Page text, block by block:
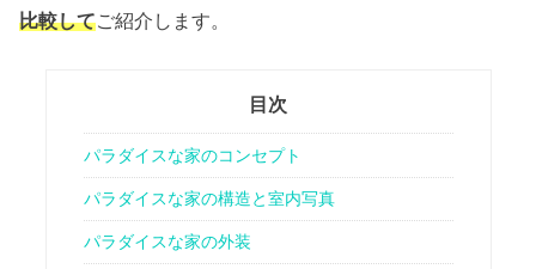
比較してご紹介します。
目次
パラダイスな家のコンセプト
パラダイスな家の構造と室内写真
パラダイスな家の外装